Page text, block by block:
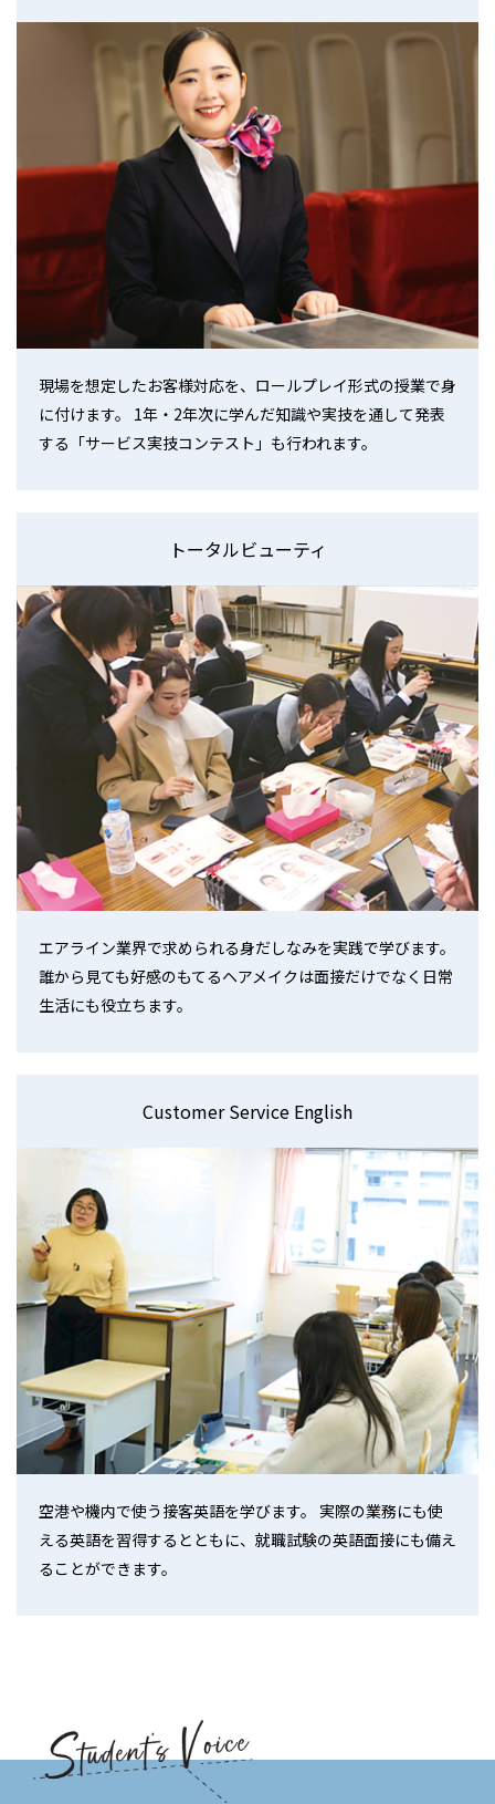
現場を想定したお客様対応を、ロールプレイ形式の授業で身
に付けます。 1年・2年次に学んだ知識や実技を通して発表
する「サービス実技コンテスト」も行われます。
トータルビューティ
エアライン業界で求められる身だしなみを実践で学びます。
誰から見ても好感のもてるヘアメイクは面接だけでなく日常
生活にも役立ちます。
Customer Service English
空港や機内で使う接客英語を学びます。 実際の業務にも使
える英語を習得するとともに、就職試験の英語面接にも備え
ることができます。